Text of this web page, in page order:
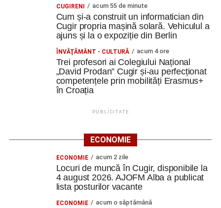
CUGIRENI acum 55 de minute
Cum și-a construit un informatician din
Cugir propria mașină solară. Vehiculul a
ajuns și la o expoziție din Berlin
ÎNVĂŢĂMÂNT - CULTURĂ acum 4 ore
Trei profesori ai Colegiului Național
„David Prodan” Cugir și-au perfecționat
competențele prin mobilități Erasmus+
în Croația
PUBLICITATE
ECONOMIE
ECONOMIE acum 2 zile
Locuri de muncă în Cugir, disponibile la
4 august 2026. AJOFM Alba a publicat
lista posturilor vacante
ECONOMIE acum o săptămână